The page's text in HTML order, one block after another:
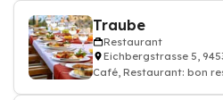
Traube
Restaurant
Eichbergstrasse 5,
Café, Restaurant: bon